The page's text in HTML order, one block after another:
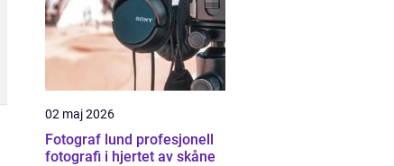
02 maj 2026
Fotograf lund profesjonell
fotografi i hjertet av skåne